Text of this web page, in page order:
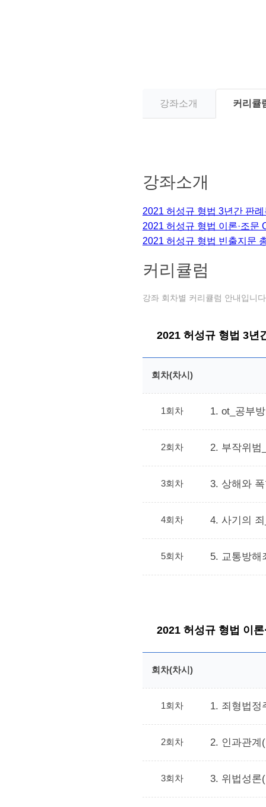
강좌소개 커리큘
강좌소개
2021 허성규 형법 3년간 판
2021 허성규 형법 이론·조문
2021 허성규 형법 빈출지문
커리큘럼
강좌 회차별 커리큘럼 안내입니
2021 허성규 형법 3년
회차(차시)
1회차 1. ot_공부
2회차 2. 부작위범
3회차 3. 상해와
4회차 4. 사기의
5회차 5. 교통방해
2021 허성규 형법 이
회차(차시)
1회차 1. 죄형법정
2회차 2. 인과관계
3회차 3. 위법성론